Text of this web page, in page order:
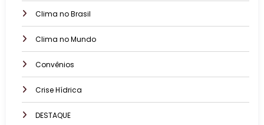
Clima no Brasil
Clima no Mundo
Convênios
Crise Hídrica
DESTAQUE